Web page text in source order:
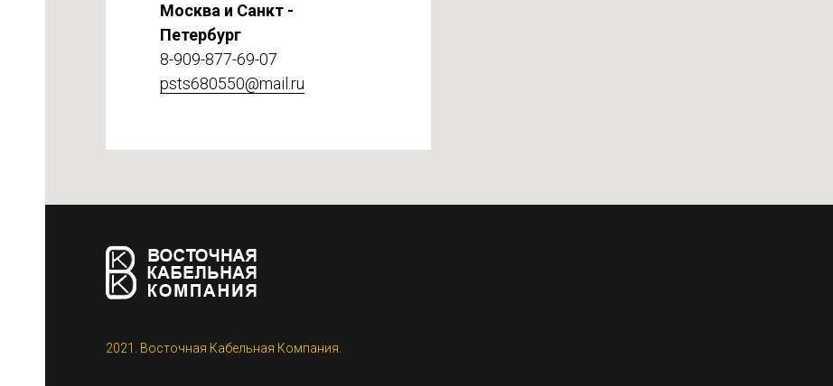
Москва и Санкт -
Петербург
8-909-877-69-07
psts680550@mail.ru
2021. Восточная Кабельная Компания.